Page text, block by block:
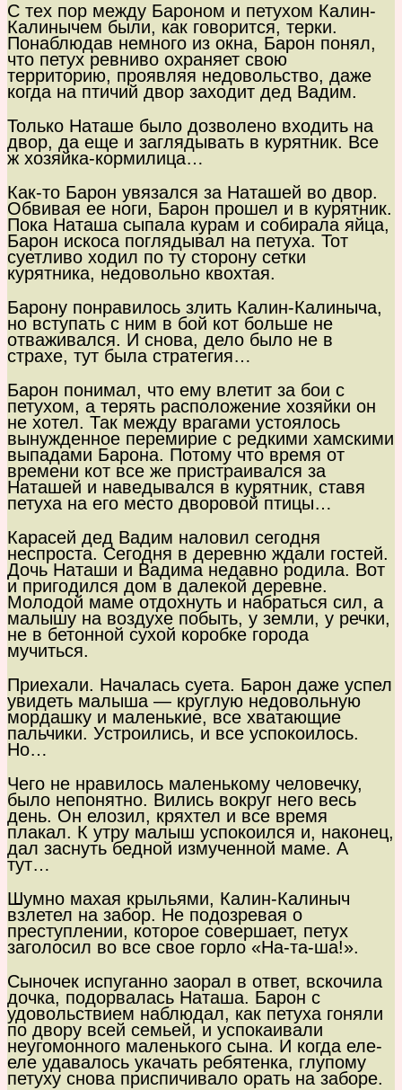
С тех пор между Бароном и петухом Калин-
Калинычем были, как говорится, терки.
Понаблюдав немного из окна, Барон понял,
что петух ревниво охраняет свою
территорию, проявляя недовольство, даже
когда на птичий двор заходит дед Вадим.
Только Наташе было дозволено входить на
двор, да еще и заглядывать в курятник. Все
ж хозяйка-кормилица…
Как-то Барон увязался за Наташей во двор.
Обвивая ее ноги, Барон прошел и в курятник.
Пока Наташа сыпала курам и собирала яйца,
Барон искоса поглядывал на петуха. Тот
суетливо ходил по ту сторону сетки
курятника, недовольно квохтая.
Барону понравилось злить Калин-Калиныча,
но вступать с ним в бой кот больше не
отваживался. И снова, дело было не в
страхе, тут была стратегия…
Барон понимал, что ему влетит за бои с
петухом, а терять расположение хозяйки он
не хотел. Так между врагами устоялось
вынужденное перемирие с редкими хамскими
выпадами Барона. Потому что время от
времени кот все же пристраивался за
Наташей и наведывался в курятник, ставя
петуха на его место дворовой птицы…
Карасей дед Вадим наловил сегодня
неспроста. Сегодня в деревню ждали гостей.
Дочь Наташи и Вадима недавно родила. Вот
и пригодился дом в далекой деревне.
Молодой маме отдохнуть и набраться сил, а
малышу на воздухе побыть, у земли, у речки,
не в бетонной сухой коробке города
мучиться.
Приехали. Началась суета. Барон даже успел
увидеть малыша — круглую недовольную
мордашку и маленькие, все хватающие
пальчики. Устроились, и все успокоилось.
Но…
Чего не нравилось маленькому человечку,
было непонятно. Вились вокруг него весь
день. Он елозил, кряхтел и все время
плакал. К утру малыш успокоился и, наконец,
дал заснуть бедной измученной маме. А
тут…
Шумно махая крыльями, Калин-Калиныч
взлетел на забор. Не подозревая о
преступлении, которое совершает, петух
заголосил во все свое горло «На-та-ша!».
Сыночек испуганно заорал в ответ, вскочила
дочка, подорвалась Наташа. Барон с
удовольствием наблюдал, как петуха гоняли
по двору всей семьей, и успокаивали
неугомонного маленького сына. И когда еле-
еле удавалось укачать ребятенка, глупому
петуху снова приспичивало орать на заборе.